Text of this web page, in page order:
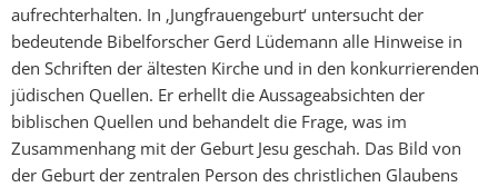
aufrechterhalten. In ‚Jungfrauengeburt‘ untersucht der
bedeutende Bibelforscher Gerd Lüdemann alle Hinweise in
den Schriften der ältesten Kirche und in den konkurrierenden
jüdischen Quellen. Er erhellt die Aussageabsichten der
biblischen Quellen und behandelt die Frage, was im
Zusammenhang mit der Geburt Jesu geschah. Das Bild von
der Geburt der zentralen Person des christlichen Glaubens